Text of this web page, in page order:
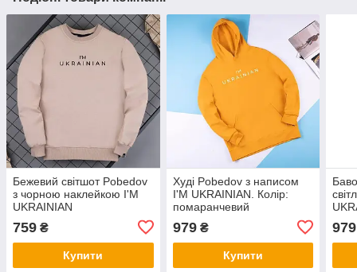
Бежевий світшот Pobedov
з чорною наклейкою I'M
UKRAINIAN
759 ₴
Купити
Худі Pobedov з написом
I'M UKRAINIAN. Колір:
помаранчевий
979₴
Купити
979